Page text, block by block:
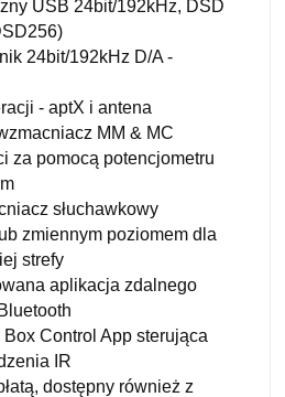
USB 24bit/192kHz, DSD
24bit/192kHz D/A -
- aptX i antena
MM & MC
za pomocą potencjometru
słuchawkowy
zmiennym poziomem dla
strefy
aplikacja zdalnego
Control App sterująca
IR
dostępny również z